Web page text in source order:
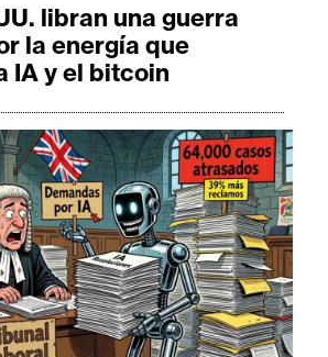
libran una guerra
la energía que
IA y el bitcoin